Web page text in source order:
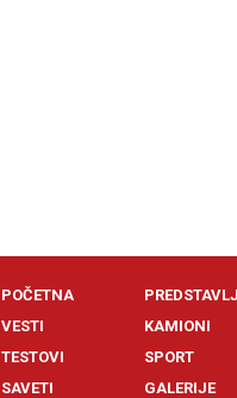
POČETNA
VESTI
TESTOVI
SAVETI
KAMIONI
SPORT
GALERIJE